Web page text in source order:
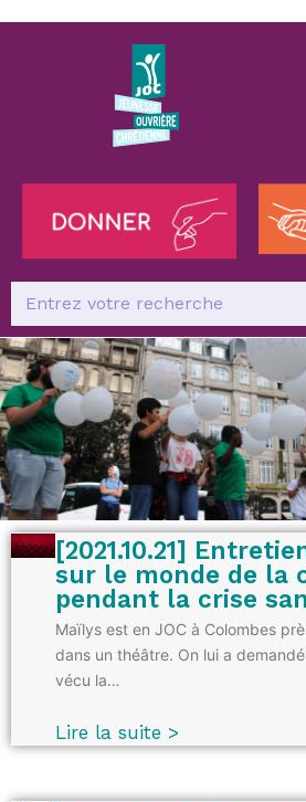
[2021.10.21]
sur le monde de la
pendant la crise
Maïlys est en JOC à Colombes
dans un théâtre. On lui a
vécu la…
Lire la suite >